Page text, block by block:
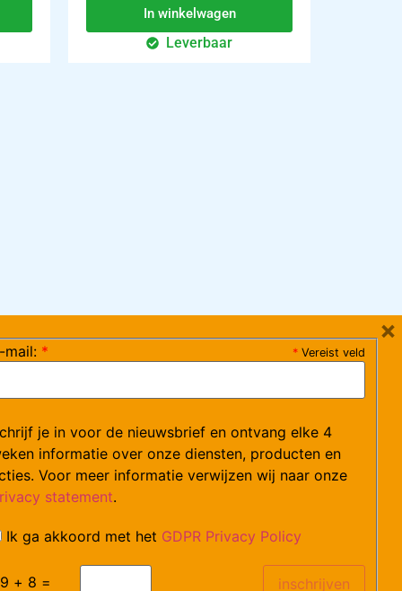
In winkelwagen
Leverbaar
08:30-17:15 uur / vrijdag 08:30-16:00 uur)
* Vereist veld
mail: *
je in voor de nieuwsbrief en ontvang elke 4
informatie over onze diensten, producten en
Voor meer informatie verwijzen wij naar onze
statement.
Ik ga akkoord met het GDPR Privacy Policy
9 + 8 =
×